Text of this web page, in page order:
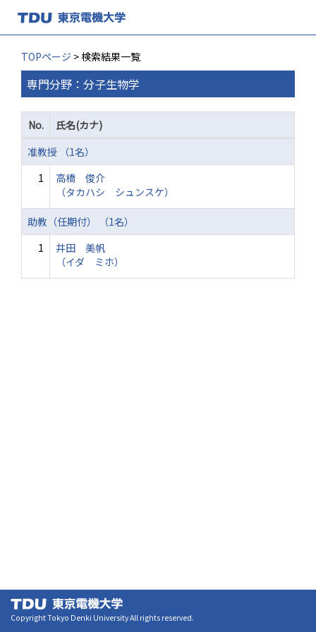
TOPページ > 検索結果一覧
専門分野：分子生物学
No.
氏名(カナ)
准教授 （1名）
1
高橋 俊介
（タカハシ シュンスケ）
助教（任期付） （1名）
1
井田 美帆
（イダ ミホ）
Copyright Tokyo Denki University All rights reserved.